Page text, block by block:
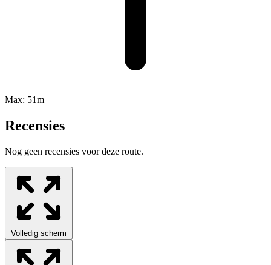
Max: 51m
Recensies
Nog geen recensies voor deze route.
Volledig scherm